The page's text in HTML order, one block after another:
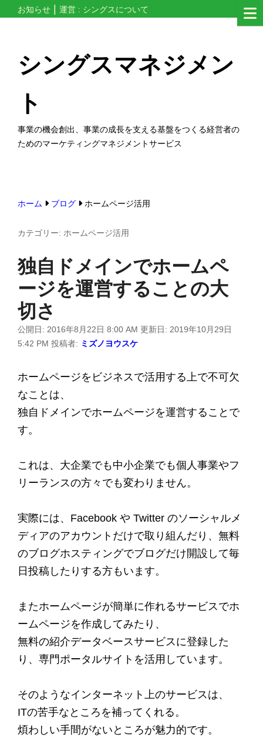
お知らせ 運営 : シングスについて
シングスマネジメン
ト
事業の機会創出、事業の成長を支える基盤をつくる経営者の
ためのマーケティングマネジメントサービス
ホーム ブログ ホームページ活用
カテゴリー: ホームページ活用
独自ドメインでホームペ
ージを運営することの大
切さ
公開日: 2016年8月22日 8:00 AM 更新日: 2019年10月29日
5:42 PM 投稿者: ミズノヨウスケ
ホームページをビジネスで活用する上で不可欠
なことは、
独自ドメインでホームページを運営することで
す。
これは、大企業でも中小企業でも個人事業やフ
リーランスの方々でも変わりません。
実際には、Facebook や Twitter のソーシャルメ
ディアのアカウントだけで取り組んだり、無料
のブログホスティングでブログだけ開設して毎
日投稿したりする方もいます。
またホームページが簡単に作れるサービスでホ
ームページを作成してみたり、
無料の紹介データベースサービスに登録した
り、専門ポータルサイトを活用しています。
そのようなインターネット上のサービスは、
ITの苦手なところを補ってくれる。
煩わしい手間がないところが魅力的です。